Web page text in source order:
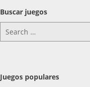
Buscar juegos
for:
Juegos populares